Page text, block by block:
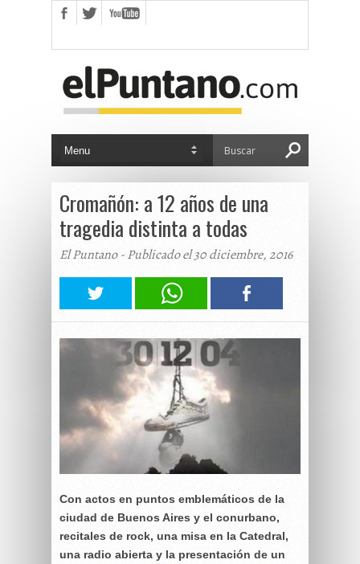
Cromañón: a 12 años de una
tragedia distinta a todas
El Puntano - Publicado el 30 diciembre, 2016
Con actos en puntos emblemáticos de la
ciudad de Buenos Aires y el conurbano,
recitales de rock, una misa en la Catedral,
una radio abierta y la presentación de un